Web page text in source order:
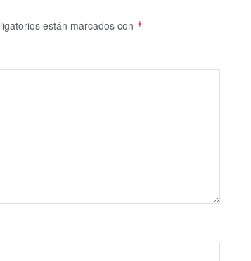
están marcados con *